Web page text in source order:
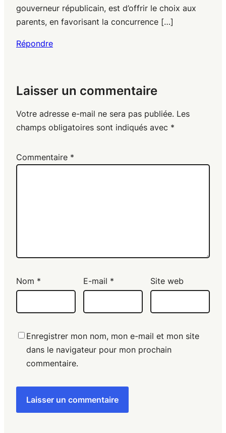
gouverneur républicain, est d’offrir le choix aux
parents, en favorisant la concurrence […]
Répondre
Laisser un commentaire
Votre adresse e-mail ne sera pas publiée. Les
champs obligatoires sont indiqués avec *
Commentaire *
Nom * E-mail * Site web
Enregistrer mon nom, mon e-mail et mon site
dans le navigateur pour mon prochain
commentaire.